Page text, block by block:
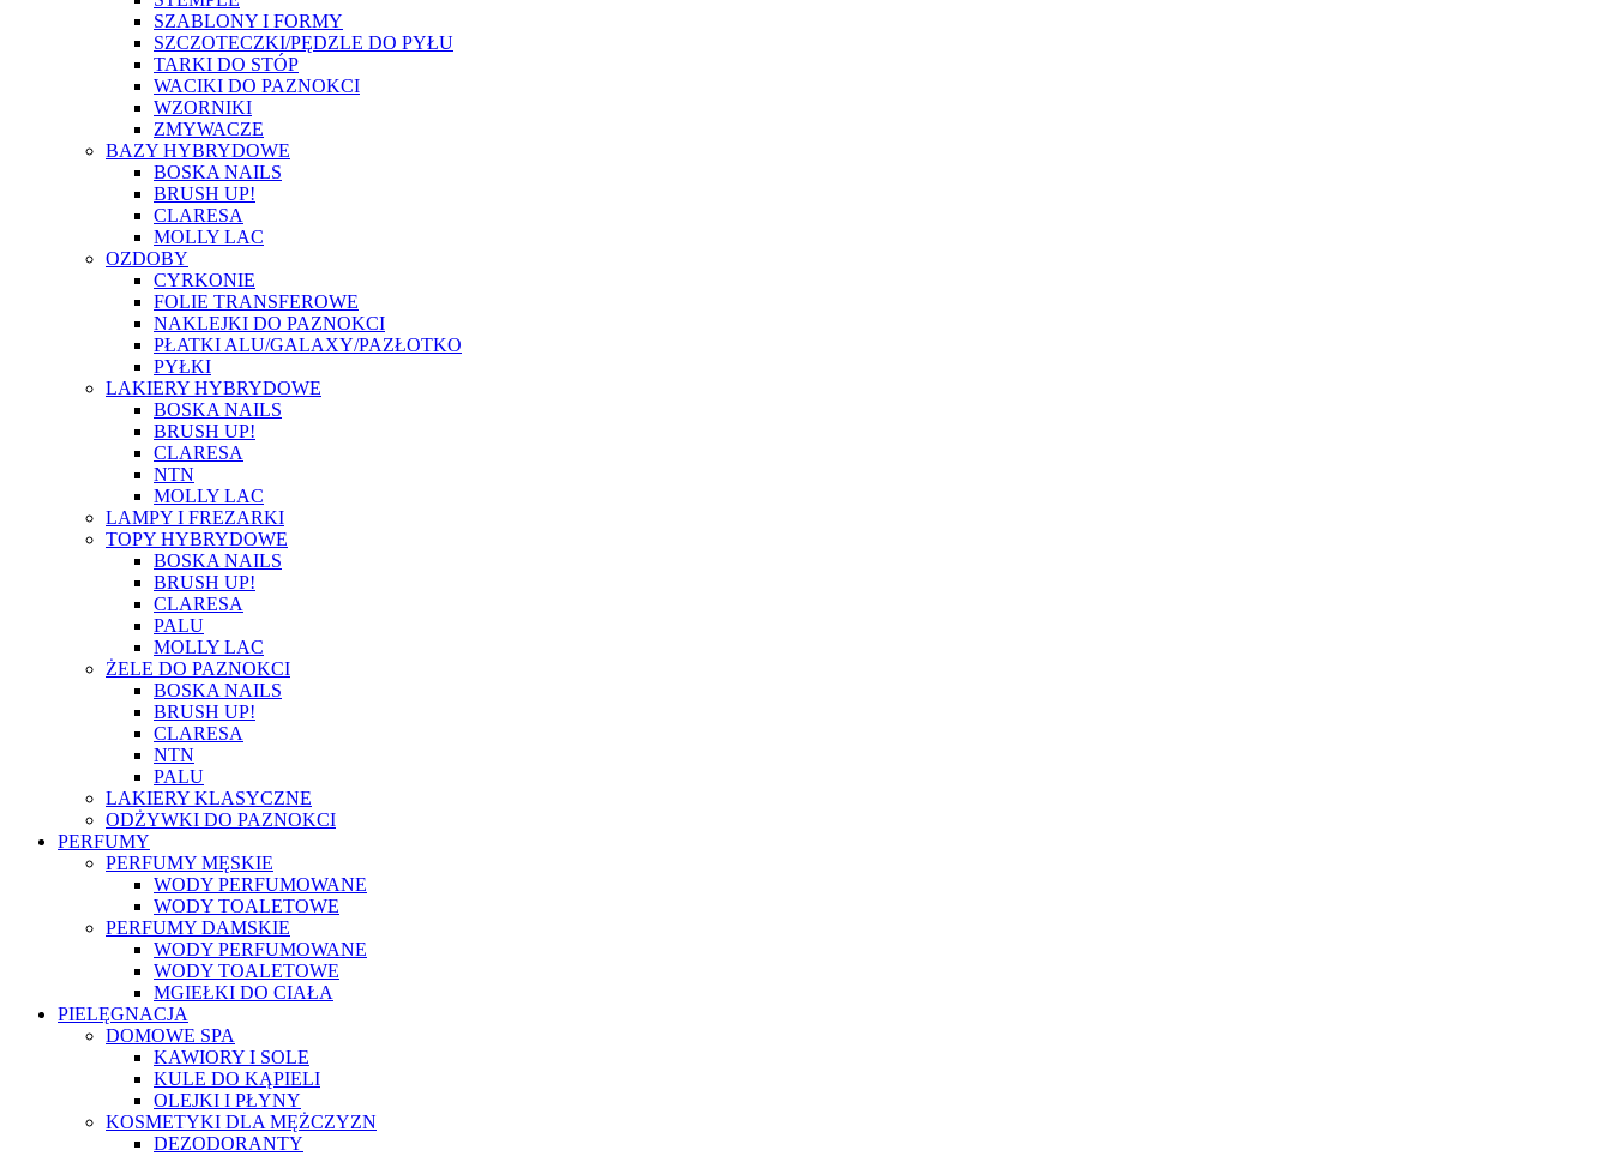
SZABLONY I FORMY
SZCZOTECZKI/PĘDZLE DO PYŁU
TARKI DO STÓP
WACIKI DO PAZNOKCI
WZORNIKI
ZMYWACZE
BAZY HYBRYDOWE
BOSKA NAILS
BRUSH UP!
CLARESA
MOLLY LAC
OZDOBY
CYRKONIE
FOLIE TRANSFEROWE
NAKLEJKI DO PAZNOKCI
PŁATKI ALU/GALAXY/PAZŁOTKO
PYŁKI
LAKIERY HYBRYDOWE
BOSKA NAILS
BRUSH UP!
CLARESA
NTN
MOLLY LAC
LAMPY I FREZARKI
TOPY HYBRYDOWE
BOSKA NAILS
BRUSH UP!
CLARESA
PALU
MOLLY LAC
ŻELE DO PAZNOKCI
BOSKA NAILS
BRUSH UP!
CLARESA
NTN
PALU
LAKIERY KLASYCZNE
ODŻYWKI DO PAZNOKCI
PERFUMY
PERFUMY MĘSKIE
WODY PERFUMOWANE
WODY TOALETOWE
PERFUMY DAMSKIE
WODY PERFUMOWANE
WODY TOALETOWE
MGIEŁKI DO CIAŁA
PIELĘGNACJA
DOMOWE SPA
KAWIORY I SOLE
KULE DO KĄPIELI
OLEJKI I PŁYNY
KOSMETYKI DLA MĘŻCZYZN
DEZODORANTY